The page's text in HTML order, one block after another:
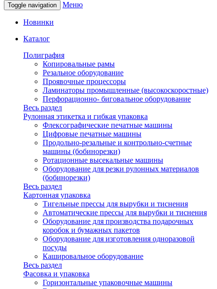
Toggle navigation Меню
Новинки
Каталог
Полиграфия
Копировальные рамы
Резальное оборудование
Проявочные процессоры
Ламинаторы промышленные (высокоскоростные)
Перфорационно- биговальное оборудование
Весь раздел
Рулонная этикетка и гибкая упаковка
Флексографические печатные машины
Цифровые печатные машины
Продольно-резальные и контрольно-счетные
машины (бобинорезки)
Ротационные высекальные машины
Оборудование для резки рулонных материалов
(бобинорезки)
Весь раздел
Картонная упаковка
Тигельные прессы для вырубки и тиснения
Автоматические прессы для вырубки и тиснения
Оборудование для производства подарочных
коробок и бумажных пакетов
Оборудование для изготовления одноразовой
посуды
Кашировальное оборудование
Весь раздел
Фасовка и упаковка
Горизонтальные упаковочные машины